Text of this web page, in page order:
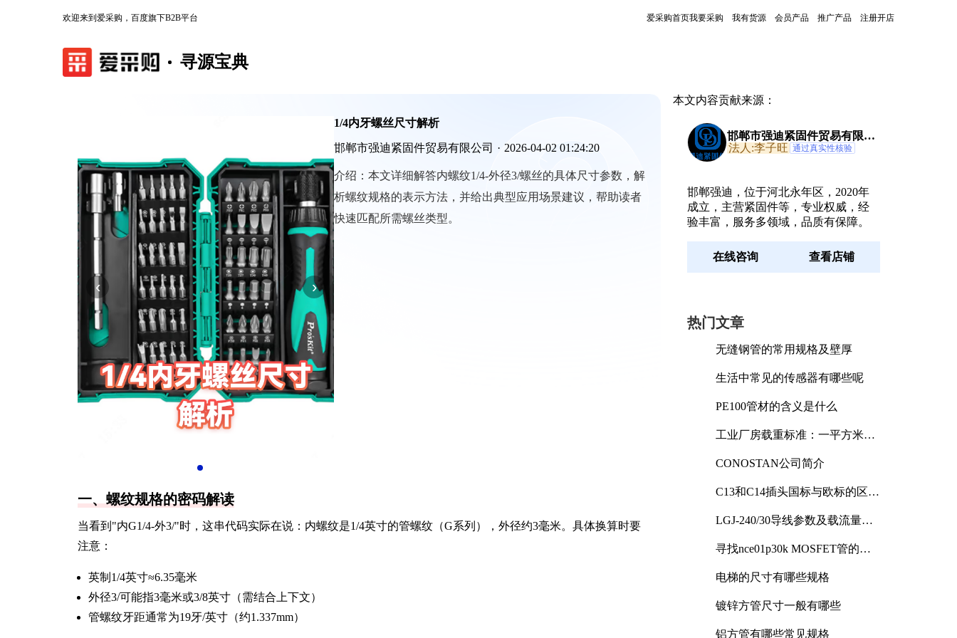
欢迎来到爱采购，百度旗下B2B平台 爱采购首页我要采购 我有货源 会员产品 推广产品 注册开店
寻源宝典
‹ ›
1/4内牙螺丝尺寸解析
邯郸市强迪紧固件贸易有限公司 · 2026-04-02 01:24:20
介绍： 本文详细解答内螺纹1/4-外径3/螺丝的具体尺寸参数，解
析螺纹规格的表示方法，并给出典型应用场景建议，帮助读者
快速匹配所需螺丝类型。
一、螺纹规格的密码解读
当看到"内G1/4-外3/"时，这串代码实际在说：内螺纹是1/4英寸的管螺纹（G系列），外径约3毫米。具体换算时要
注意：
英制1/4英寸≈6.35毫米
外径3/可能指3毫米或3/8英寸（需结合上下文）
管螺纹牙距通常为19牙/英寸（约1.337mm）
本文内容贡献来源：
邯郸市强迪紧固件贸易有限公
司
法人:李子旺 通过真实性核验
邯郸强迪，位于河北永年区，2020年
成立，主营紧固件等，专业权威，经
验丰富，服务多领域，品质有保障。
在线咨询 查看店铺
热门文章
无缝钢管的常用规格及壁厚
生活中常见的传感器有哪些呢
PE100管材的含义是什么
工业厂房载重标准：一平方米能
CONOSTAN公司简介
C13和C14插头国标与欧标的区别
LGJ-240/30导线参数及载流量解
寻找nce01p30k MOSFET管的合
电梯的尺寸有哪些规格
镀锌方管尺寸一般有哪些
铝方管有哪些常见规格